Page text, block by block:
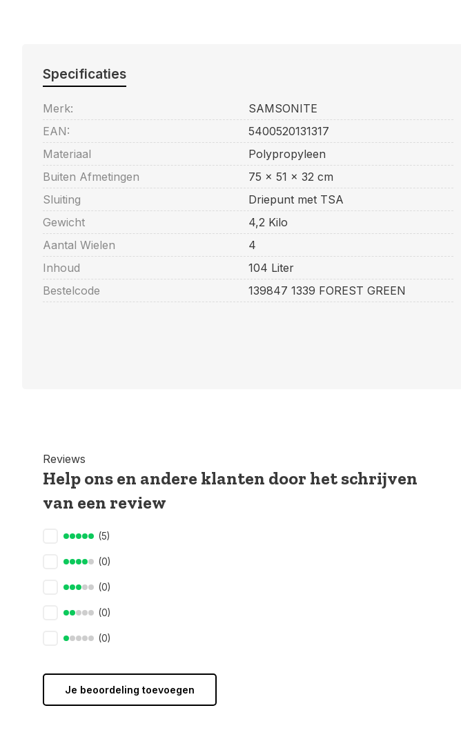
Specificaties
Merk:
SAMSONITE
EAN:
5400520131317
Materiaal
Polypropyleen
Buiten Afmetingen
75 x 51 x 32 cm
Sluiting
Driepunt met TSA
Gewicht
4,2 Kilo
Aantal Wielen
4
Inhoud
104 Liter
Bestelcode
139847 1339 FOREST GREEN
Reviews
Help ons en andere klanten door het schrijven
van een review
(5)
(0)
(0)
(0)
(0)
Je beoordeling toevoegen